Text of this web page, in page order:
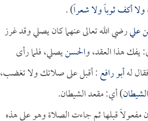
أكف ثوباً ولا شعراً) .
عليرضي الله تعالى عنهما كان يصلي وقد غرز
هذا العقد، والحسنيصلي، فلما رأى
لهأبو رافع: أقبل على صلاتك ولا تغضب،
) أي: مقعد الشيطان.
مفعولاً قبلها ثم جاءت الصلاة وهو على هذه